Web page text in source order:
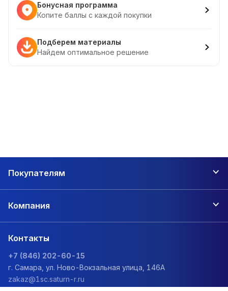
Бонусная программа
Копите баллы с каждой покупки
Подберем материалы
Найдем оптимальное решение
Покупателям
Компания
Контакты
+7 (846) 202-60-15
г. Самара, ул. Ново-Вокзальная улица, 146А
zakaz@1sc.saturn-r.ru